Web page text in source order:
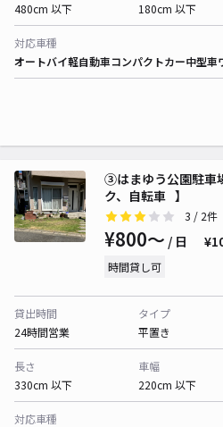
480cm 以下
180cm 以下
対応車種
オートバイ軽自動車コンパクトカー中型車
③はまゆう公園駐車
ク、自転車⠀】
3 / 2件
¥800〜 / 日
時間貸し可
貸出時間
24時間営業
タイプ
平置き
長さ
330cm 以下
車幅
220cm 以下
対応車種